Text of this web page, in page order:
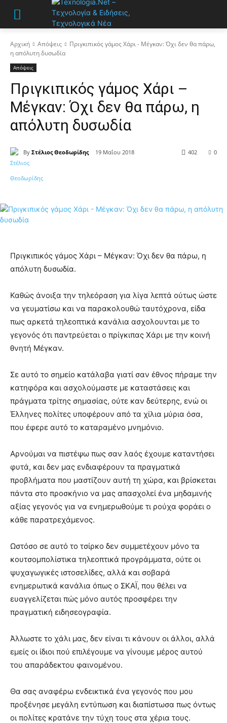
Αρχική Απόψεις
Πριγκιπικός γάμος Χάρι - Μέγκαν: Όχι δεν θα πάρω,
η απόλυτη δυσωδία
Απόψεις
Πριγκιπικός γάμος Χάρι –
Μέγκαν: Όχι δεν θα πάρω, η
απόλυτη δυσωδία
By Στέλιος Θεοδωρίδης 19 Μαΐου 2018 0
402
Πριγκιπικός γάμος Χάρι – Μέγκαν: Όχι δεν θα πάρω, η
απόλυτη δυσωδία.
Καθώς άνοιξα την τηλεόραση για λίγα λεπτά ούτως ώστε
να γευματίσω και να παρακολουθώ ταυτόχρονα, είδα
πως αρκετά τηλεοπτικά κανάλια ασχολουνται με το
γεγονός ότι παντρεύεται ο πρίγκιπας Χάρι με την κοινή
θνητή Μέγκαν.
Σε αυτό το σημείο κατάλαβα γιατί σαν έθνος πήραμε την
κατηφόρα και ασχολούμαστε με καταστάσεις και
πράγματα τρίτης σημασίας, ούτε καν δεύτερης, ενώ οι
Έλληνες πολίτες υποφέρουν από τα χίλια μύρια όσα,
που έφερε αυτό το καταραμένο μνημόνιο.
Αρνούμαι να πιστέψω πως σαν λαός έχουμε καταντήσει
φυτά, και δεν μας ενδιαφέρουν τα πραγματικά
προβλήματα που μαστίζουν αυτή τη χώρα, και βρίσκεται
πάντα στο προσκήνιο να μας απασχολεί ένα μηδαμινής
αξίας γεγονός για να ενημερωθούμε τι ρούχα φοράει ο
κάθε παρατρεχάμενος.
Ωστόσο σε αυτό το τσίρκο δεν συμμετέχουν μόνο τα
κουτσομπολίστικα τηλεοπτικά προγράμματα, ούτε οι
ψυχαγωγικές ιστοσελίδες, αλλά και σοβαρά
ενημερωτικά κανάλια όπως ο ΣΚΑΪ, που θέλει να
ευαγγελίζεται πώς μόνο αυτός προσφέρει την
πραγματική ειδησεογραφία.
Άλλωστε το χάλι μας, δεν είναι τι κάνουν οι άλλοι, αλλά
εμείς οι ίδιοι πού επιλέγουμε να γίνουμε μέρος αυτού
του απαράδεκτου φαινομένου.
Θα σας αναφέρω ενδεικτικά ένα γεγονός που μου
προξένησε μεγάλη εντύπωση και διαπίστωσα πως όντως
οι πολίτες κρατάνε την τύχη τους στα χέρια τους.